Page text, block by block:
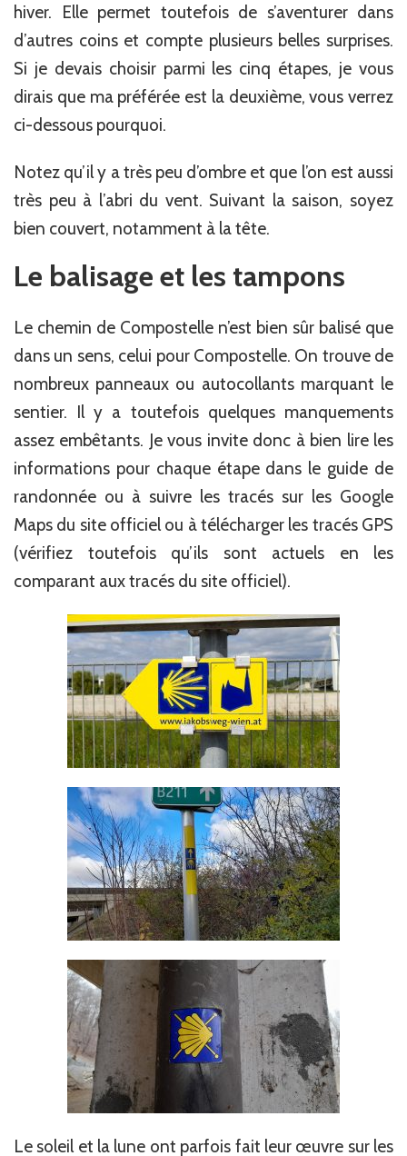
hiver. Elle permet toutefois de s’aventurer dans
d’autres coins et compte plusieurs belles surprises.
Si je devais choisir parmi les cinq étapes, je vous
dirais que ma préférée est la deuxième, vous verrez
ci-dessous pourquoi.
Notez qu’il y a très peu d’ombre et que l’on est aussi
très peu à l’abri du vent. Suivant la saison, soyez
bien couvert, notamment à la tête.
Le balisage et les tampons
Le chemin de Compostelle n’est bien sûr balisé que
dans un sens, celui pour Compostelle. On trouve de
nombreux panneaux ou autocollants marquant le
sentier. Il y a toutefois quelques manquements
assez embêtants. Je vous invite donc à bien lire les
informations pour chaque étape dans le guide de
randonnée ou à suivre les tracés sur les Google
Maps du site officiel ou à télécharger les tracés GPS
(vérifiez toutefois qu’ils sont actuels en les
comparant aux tracés du site officiel).
Le soleil et la lune ont parfois fait leur œuvre sur les